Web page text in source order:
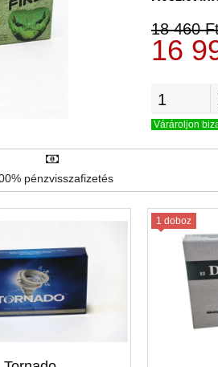
18 460
16
Várároljon
pénzvisszafizetés
1 doboz